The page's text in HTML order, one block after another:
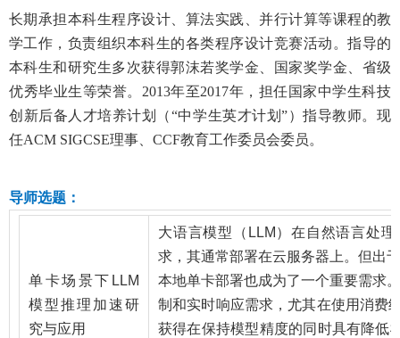
长期承担本科生程序设计、算法实践、并行计算等课程的教
学工作，负责组织本科生的各类程序设计竞赛活动。指导的
本科生和研究生多次获得郭沫若奖学金、国家奖学金、省级
优秀毕业生等荣誉。 2013年至2017年，担任国家中学生科技
创新后备人才培养计划（“中学生英才计划”）指导教师。现
任ACM SIGCSE理事、 CCF教育工作委员会委员。
导师选题：
单卡场景下 LLM
模型推理加速研
究与应用
大语言模型（ LLM ）在自然语言处
求，其通常部署在云服务器上。但出
本地单卡部署也成为了一个重要需求
制和实时响应需求，尤其在使用消费
获得在保持模型精度的同时具有降低